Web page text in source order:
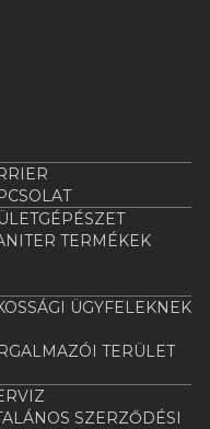
TERMÉKEK
ÜGYFELEKNEK
TERÜLET
SZERZŐDÉSI